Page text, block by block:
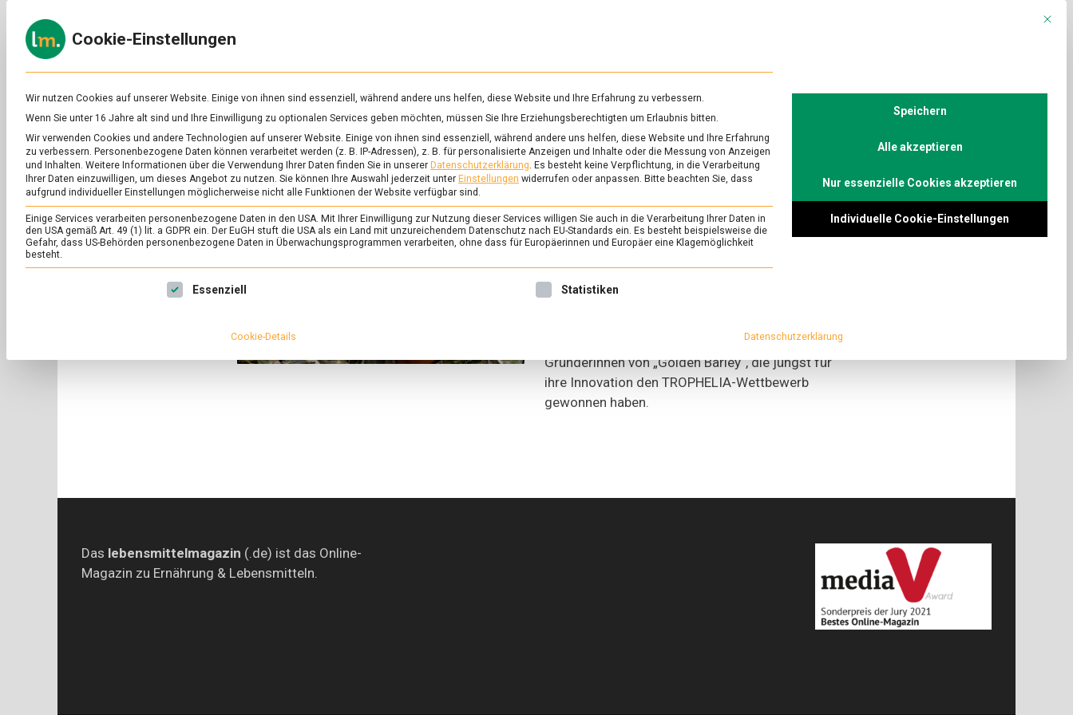
to
content
zu
&
Ernährung
SCHLAGWORT: ANTIOXIDANTIEN
ERNÄHRUNG & GESUNDHEIT/FEATURED
Gerstendrink: Milch statt Bier
10. Juni 2022 Johannes Commenton
statt
Einkaufsregalen. Biertreber als Grundlage ist
zwar noch nicht so bekannt wie Soja, Mandel
einige Vorteile. Das zumindest sagen die
Gründerinnen von „Golden Barley“, die jüngst für
ihre Innovation den TROPHELIA-Wettbewerb
gewonnen haben.
Das lebensmittelmagazin (.de) ist das Online-
Magazin zu Ernährung & Lebensmitteln.
Mit
Cookie-Einstellungen
Wir nutzen Cookies auf unserer Website. Einige von ihnen sind essenziell, während andere uns helfen, diese Website und Ihre Erfahrung zu verbessern.
Wenn Sie unter 16 Jahre alt sind und Ihre Einwilligung zu optionalen Services geben möchten, müssen Sie Ihre Erziehungsberechtigten um Erlaubnis bitten.
Wir verwenden Cookies und andere Technologien auf unserer Website. Einige von ihnen sind essenziell, während andere uns helfen, diese Website und Ihre Erfahrung
zu verbessern. Personenbezogene Daten können verarbeitet werden (z. B. IP-Adressen), z. B. für personalisierte Anzeigen und Inhalte oder die Messung von Anzeigen
und Inhalten. Weitere Informationen über die Verwendung Ihrer Daten finden Sie in unserer Datenschutzerklärung. Es besteht keine Verpflichtung, in die Verarbeitung
Ihrer Daten einzuwilligen, um dieses Angebot zu nutzen. Sie können Ihre Auswahl jederzeit unter Einstellungen widerrufen oder anpassen. Bitte beachten Sie, dass
aufgrund individueller Einstellungen möglicherweise nicht alle Funktionen der Website verfügbar sind.
Einige Services verarbeiten personenbezogene Daten in den USA. Mit Ihrer Einwilligung zur Nutzung dieser Services willigen Sie auch in die Verarbeitung Ihrer Daten in
den USA gemäß Art. 49 (1) lit. a GDPR ein. Der EuGH stuft die USA als ein Land mit unzureichendem Datenschutz nach EU-Standards ein. Es besteht beispielsweise die
Gefahr, dass US-Behörden personenbezogene Daten in Überwachungsprogrammen verarbeiten, ohne dass für Europäerinnen und Europäer eine Klagemöglichkeit
besteht.
Es folgt eine Liste der Service-Gruppen, für die eine Einwilligung erteilt werden kann. Die erste Service-Gruppe ist essenziell und kann nicht abgewählt werden.
Essenziell Statistiken
Speichern
Alle akzeptieren
Nur essenzielle Cookies akzeptieren
Individuelle Cookie-Einstellungen
Cookie-Details Datenschutzerklärung